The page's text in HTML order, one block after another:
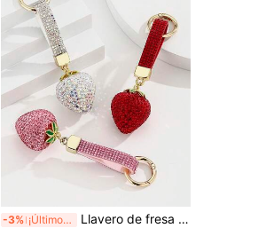
-3% ¡Últimos 3 días Llavero de fresa 3D con strass hecho a mano DIY, 1 pieza, colgante realista de fruta para llaves de coche, bolso y libro, regalo del Día de la Madre, regalo para novia, colgante decorativo para bolso, regalo creativo para festivos, detalle para eventos, apto para uso diario